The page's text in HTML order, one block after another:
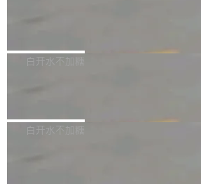
不得生成涉及安全性的关键变更，除非作者
36个月。 公告显示，本次宇树科技战略配
员工参与设立的专项资产管理计划。其中，
Bug fixes and enhancements 修复多次传
一个回归问题，该问题导致拉取镜像时会拒
白开水不加糖
e 孵化器项目管理委员会（IPMC）投票中
白开水不加糖